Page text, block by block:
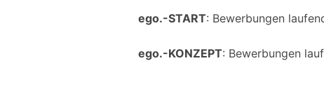
ego.-START: Bewerbungen
ego.-KONZEPT: Bewerbungen